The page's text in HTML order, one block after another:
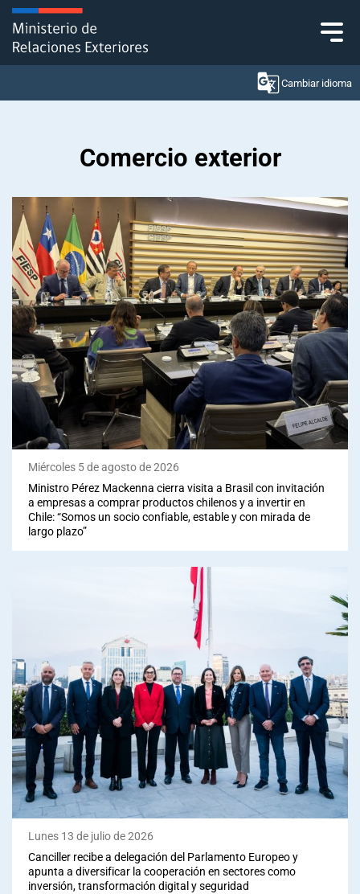
Click acá para ir directamente al contenido
Cambiar idioma
Política Exterior
Embajadas y consulados
Servicios ciudadanos
Subsecretaría de Relaciones Económicas
Internacionales
Sala de prensa
modo claro
Comercio exterior
Miércoles 5 de agosto de 2026
Ministro Pérez Mackenna cierra visita a Brasil con invitación
a empresas a comprar productos chilenos y a invertir en
Chile: “Somos un socio confiable, estable y con mirada de
largo plazo”
Lunes 13 de julio de 2026
Canciller recibe a delegación del Parlamento Europeo y
apunta a diversificar la cooperación en sectores como
inversión, transformación digital y seguridad